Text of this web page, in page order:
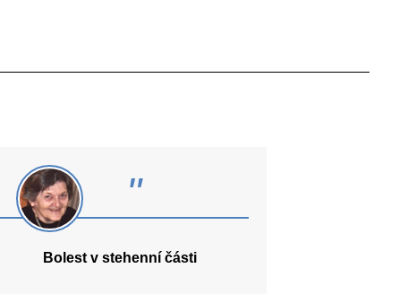
"
Bolest v stehenní části